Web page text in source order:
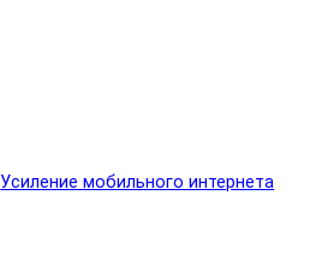
Усиление мобильного интернета